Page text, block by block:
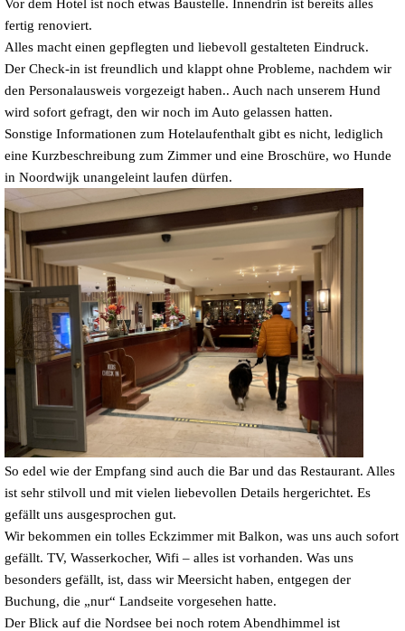
Vor dem Hotel ist noch etwas Baustelle. Innendrin ist bereits alles
fertig renoviert.
Alles macht einen gepflegten und liebevoll gestalteten Eindruck.
Der Check-in ist freundlich und klappt ohne Probleme, nachdem wir
den Personalausweis vorgezeigt haben.. Auch nach unserem Hund
wird sofort gefragt, den wir noch im Auto gelassen hatten.
Sonstige Informationen zum Hotelaufenthalt gibt es nicht, lediglich
eine Kurzbeschreibung zum Zimmer und eine Broschüre, wo Hunde
in Noordwijk unangeleint laufen dürfen.
So edel wie der Empfang sind auch die Bar und das Restaurant. Alles
ist sehr stilvoll und mit vielen liebevollen Details hergerichtet. Es
gefällt uns ausgesprochen gut.
Wir bekommen ein tolles Eckzimmer mit Balkon, was uns auch sofort
gefällt. TV, Wasserkocher, Wifi – alles ist vorhanden. Was uns
besonders gefällt, ist, dass wir Meersicht haben, entgegen der
Buchung, die „nur“ Landseite vorgesehen hatte.
Der Blick auf die Nordsee bei noch rotem Abendhimmel ist